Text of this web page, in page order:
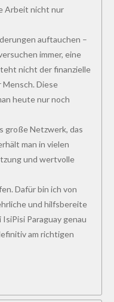
Arbeit nicht nur
auftauchen –
immer, eine
nicht der finanzielle
Diese
heute nur noch
große Netzwerk, das
man in vielen
und wertvolle
Dafür bin ich von
und hilfsbereite
Paraguay genau
am richtigen